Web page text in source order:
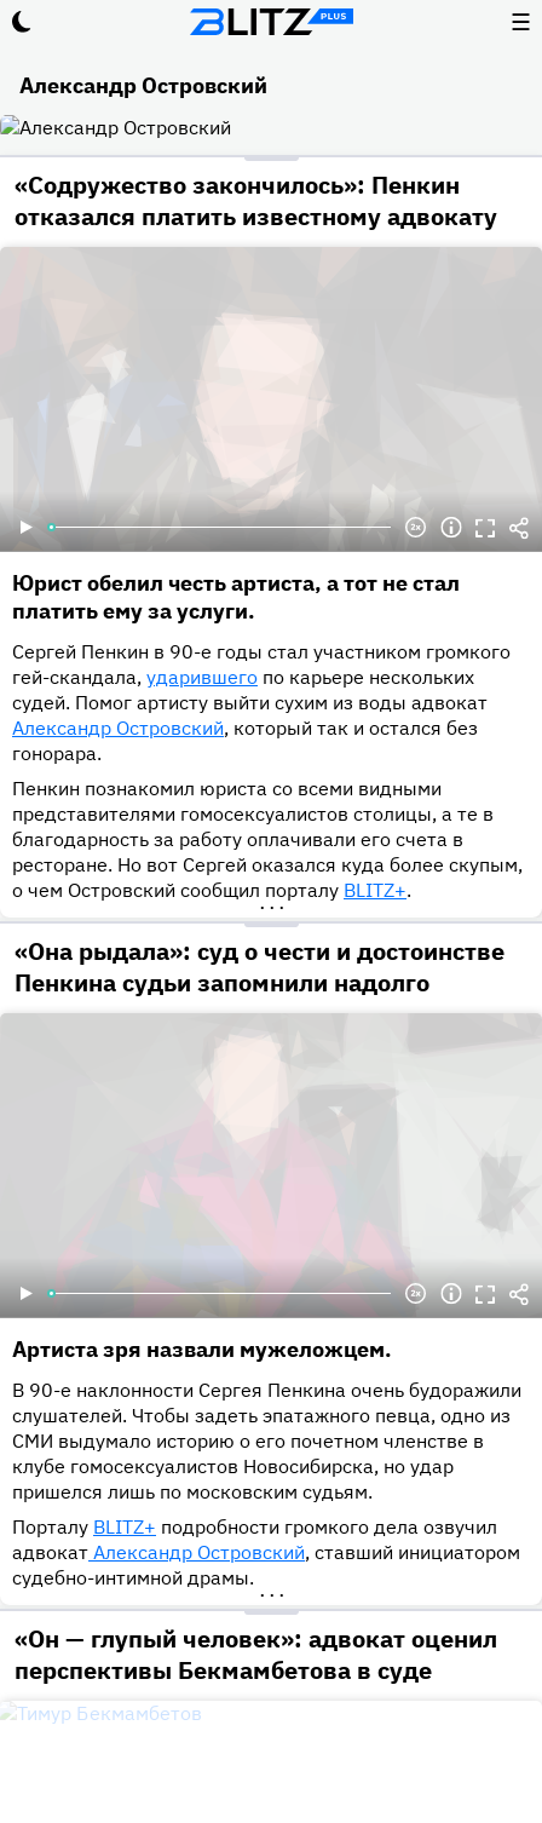
☰
Александр Островский
«Содружество закончилось»: Пенкин
отказался платить известному адвокату
Юрист обелил честь артиста, а тот не стал
платить ему за услуги.
Сергей Пенкин в 90-е годы стал участником громкого
гей-скандала, ударившего по карьере нескольких
судей. Помог артисту выйти сухим из воды адвокат
Александр Островский, который так и остался без
гонорара.
Пенкин познакомил юриста со всеми видными
представителями гомосексуалистов столицы, а те в
благодарность за работу оплачивали его счета в
ресторане. Но вот Сергей оказался куда более скупым,
о чем Островский сообщил порталу BLITZ+.
•••
«Она рыдала»: суд о чести и достоинстве
Пенкина судьи запомнили надолго
Артиста зря назвали мужеложцем.
В 90-е наклонности Сергея Пенкина очень будоражили
слушателей. Чтобы задеть эпатажного певца, одно из
СМИ выдумало историю о его почетном членстве в
клубе гомосексуалистов Новосибирска, но удар
пришелся лишь по московским судьям.
Порталу BLITZ+ подробности громкого дела озвучил
адвокат Александр Островский, ставший инициатором
судебно-интимной драмы.
•••
«Он — глупый человек»: адвокат оценил
перспективы Бекмамбетова в суде